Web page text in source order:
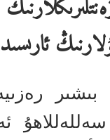
بىشىر